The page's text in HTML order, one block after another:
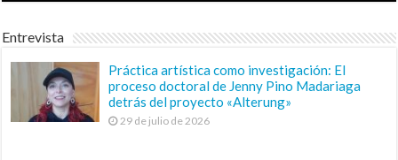
Entrevista
Práctica artística como investigación: El
proceso doctoral de Jenny Pino Madariaga
detrás del proyecto «Alterung»
29 de julio de 2026